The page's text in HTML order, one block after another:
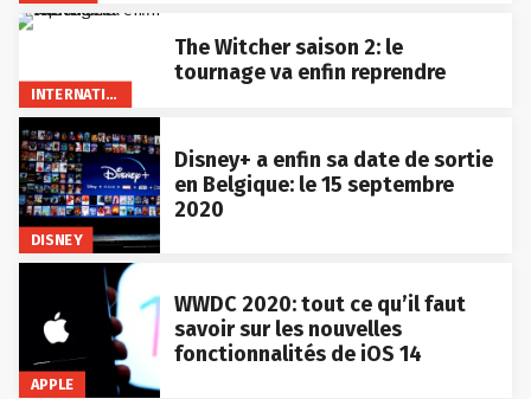
INTERNATIONAL
The Witcher saison 2: le
tournage va enfin reprendre
DISNEY
Disney+ a enfin sa date de sortie
en Belgique: le 15 septembre
2020
APPLE
WWDC 2020: tout ce qu’il faut
savoir sur les nouvelles
fonctionnalités de iOS 14